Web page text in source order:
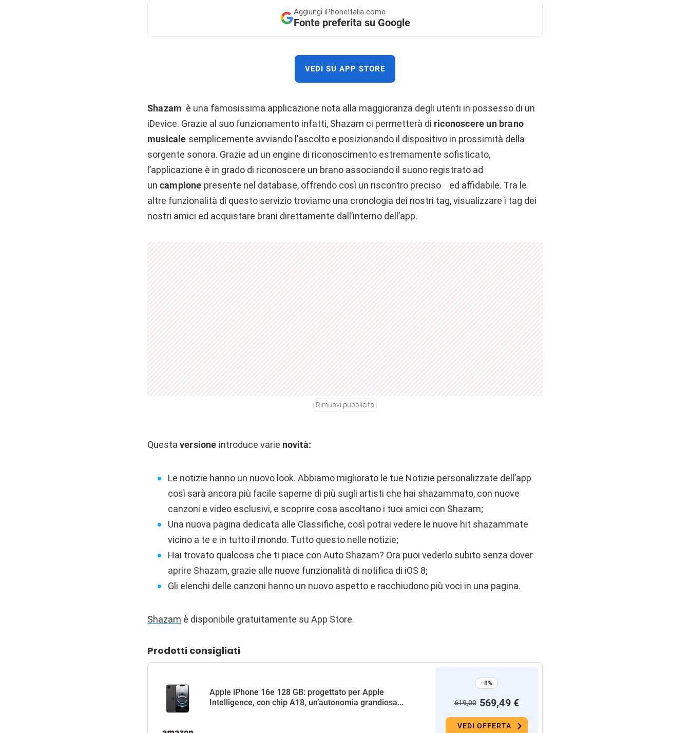
Aggiungi iPhoneItalia come
Fonte preferita su Google
VEDI SU APP STORE
Shazam è una famosissima applicazione nota alla maggioranza degli utenti in possesso di un
iDevice. Grazie al suo funzionamento infatti, Shazam ci permetterà di riconoscere un brano
musicale semplicemente avviando l’ascolto e posizionando il dispositivo in prossimità della
sorgente sonora. Grazie ad un engine di riconoscimento estremamente sofisticato,
l’applicazione è in grado di riconoscere un brano associando il suono registrato ad
un campione presente nel database, offrendo così un riscontro preciso ed affidabile. Tra le
altre funzionalità di questo servizio troviamo una cronologia dei nostri tag, visualizzare i tag dei
nostri amici ed acquistare brani direttamente dall’interno dell’app.
Rimuovi pubblicità
Questa versione introduce varie novità:
Le notizie hanno un nuovo look. Abbiamo migliorato le tue Notizie personalizzate dell’app
così sarà ancora più facile saperne di più sugli artisti che hai shazammato, con nuove
canzoni e video esclusivi, e scoprire cosa ascoltano i tuoi amici con Shazam;
Una nuova pagina dedicata alle Classifiche, così potrai vedere le nuove hit shazammate
vicino a te e in tutto il mondo. Tutto questo nelle notizie;
Hai trovato qualcosa che ti piace con Auto Shazam? Ora puoi vederlo subito senza dover
aprire Shazam, grazie alle nuove funzionalità di notifica di iOS 8;
Gli elenchi delle canzoni hanno un nuovo aspetto e racchiudono più voci in una pagina.
Shazam è disponibile gratuitamente su App Store.
Prodotti consigliati
Apple iPhone 16e 128 GB: progettato per Apple
Intelligence, con chip A18, un’autonomia grandiosa...
−8%
619,00 569,49 €
VEDI OFFERTA